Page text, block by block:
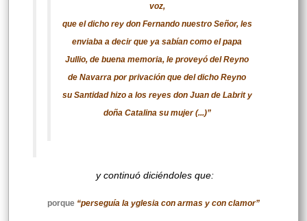
voz,
que el dicho rey don Fernando nuestro Señor, les
enviaba a decir que ya sabían como el papa
Jullio, de buena memoria, le proveyó del Reyno
de Navarra por privación que del dicho Reyno
su Santidad hizo a los reyes don Juan de Labrit y
doña Catalina su mujer (...)”
y continuó diciéndoles que:
porque “perseguía la yglesia con armas y con clamor”